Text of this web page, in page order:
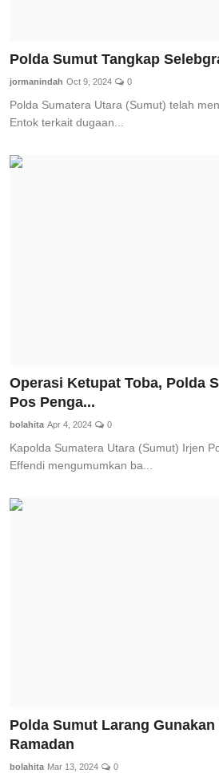
Polda Sumut Tangkap
jormanindah Oct 9, 2024 0
Polda Sumatera Utara (Sumut) telah
Entok terkait dugaan...
Operasi Ketupat Toba, Polda
Pos Penga...
bolahita Apr 4, 2024 0
Kapolda Sumatera Utara (Sumut) Irjen
Effendi mengumumkan ba...
Polda Sumut Larang Gunakan
Ramadan
bolahita Mar 13, 2024 0